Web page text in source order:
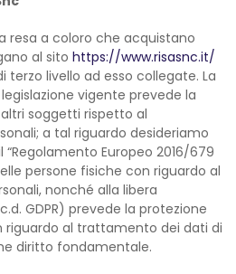
resa a coloro che acquistano
al sito https://www.risasnc.it/
terzo livello ad esso collegate. La
vigente prevede la
soggetti rispetto al
a tal riguardo desideriamo
Europeo 2016/679
persone fisiche con riguardo al
nonché alla libera
GDPR) prevede la protezione
riguardo al trattamento dei dati di
diritto fondamentale.